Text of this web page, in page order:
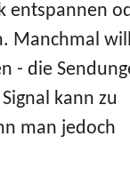
entspannen
Manchmal
- die
kann zu
man jedoch